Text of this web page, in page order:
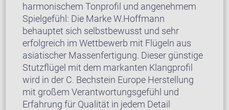
harmonischem Tonprofil und angenehmem
Spielgefühl: Die Marke W.Hoffmann
behauptet sich selbstbewusst und sehr
erfolgreich im Wettbewerb mit Flügeln aus
asiatischer Massenfertigung. Dieser günstige
Stutzflügel mit dem markanten Klangprofil
wird in der C. Bechstein Europe Herstellung
mit großem Verantwortungsgefühl und
Erfahrung für Qualität in jedem Detail